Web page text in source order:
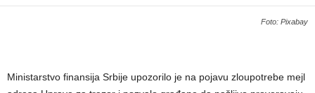
Foto: Pixabay
Ministarstvo finansija Srbije upozorilo je na pojavu zloupotrebe mejl